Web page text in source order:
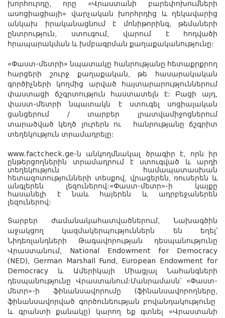
խորհուրդը, որը «Վրաստանի բարեփոխումների
ասոցիացիայի» վարչական խորհրդից և ղեկավարից
անկախ իրականացնում է մոնիթորինգ, թեմաների
ընտրություն, ստուգում, վարում է հոդվածի
հրապարակման և խմբագրման քաղաքականությունը:
«Փաստ-մետրի» նպատակը հանրությանը հետաքրքրող
հարցերի շուրջ քաղաքական, թե հասարակական
գործիչների կողմից արված հայտարարություններում
փաստացի ճշգրտություն հաստատելն է: Բացի այդ,
փաստ-մետրի նպատակն է ստուգել սոցիալական
ցանցերում / տարբեր լրատվամիջոցներում
տարածված կեղծ լուրերն ու հանրությանը ճշգրիտ
տեղեկություն տրամադրելը:
www.factcheck.ge-ն անկողմնակալ ծրագիր է, որն իր
ընթերցողներին տրամադրում է ստուգված և արդի
տեղեկություն համապատասխան
հետազոտությունների տեսքով, վրացերեն, ռուսերեն և
անգլերեն լեզուներով:«Փաստ-մետր»-ի կայքը
հասանելի է նաև հայերեն և ադրբեջաներեն
լեզուներով:
Տարբեր ժամանակահատվածներում, Նախագծին
աջակցող կազմակերպություններն են եղել՝
Նիդեռլանդների Թագավորության դեսպանությունը
Վրաստանում, National Endowment for Democracy
(NED), German Marshall Fund, European Endowment for
Democracy և Ամերիկայի Միացյալ Նահանգների
դեսպանությունը Վրաստանում:Մանրամասն՝ «Փաստ-
մետր»-ի ֆինանսավորումը (ֆինանսավորողները,
ֆինանսավորված գործունեության բովանդակությունը
և գրանտի քանակը) կարող եք գտնել «Վրաստանի